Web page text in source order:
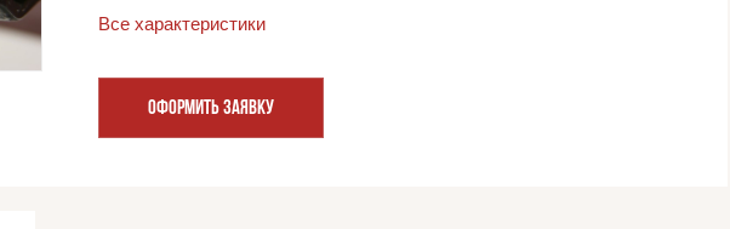
Все характеристики
ОФОРМИТЬ ЗАЯВКУ